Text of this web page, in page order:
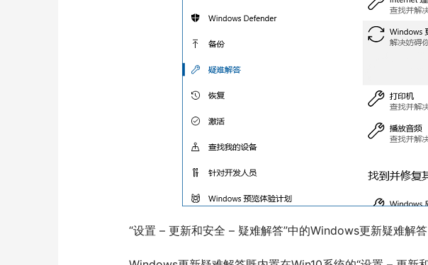
  	“设置 – 更新和安全 – 疑难解答”中的Windows更新疑难解答